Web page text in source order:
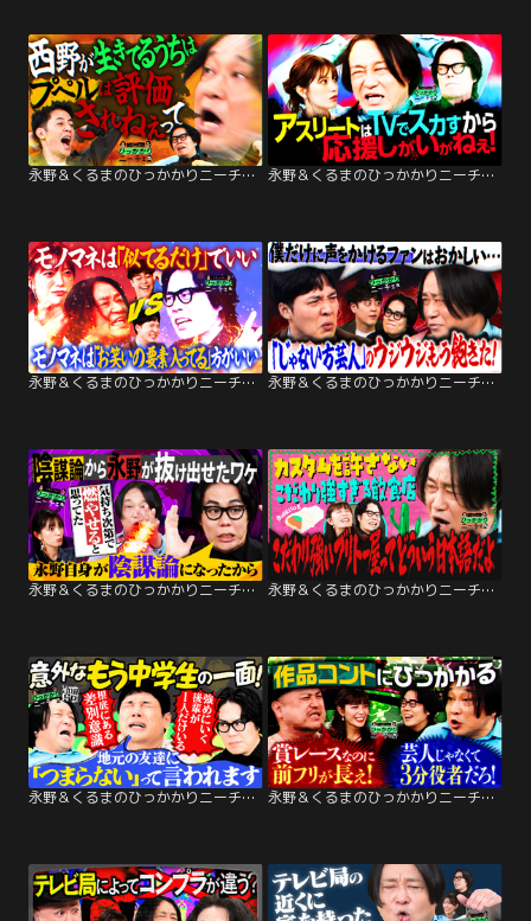
永野＆くるまのひっかかりニーチェ キングコング西野に生き延び方を聞いてこない芸人たちにひっかかる 永野＆くるまのひっかかりニーチェ スポーツを楽しめない自分にひっかかる
永野＆くるまのひっかかりニーチェ モノマネ「芸人」と呼ぶことにひっかかる 永野＆くるまのひっかかりニーチェ 「じゃない方」の自分にだけ声をかけてくるファンにひっかかる
永野＆くるまのひっかかりニーチェ 外国人が日本を褒める動画を見て喜ぶ自分にひっかかる 永野＆くるまのひっかかりニーチェ こだわりの強すぎる飲食店にひっかかる
永野＆くるまのひっかかりニーチェ もう中学生のひっかかること 永野＆くるまのひっかかりニーチェ 作品コントにひっかかる